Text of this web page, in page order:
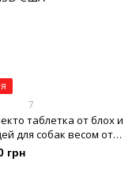
7
таблетка от блох и
для собак весом от
10 кг, 250 мг
грн